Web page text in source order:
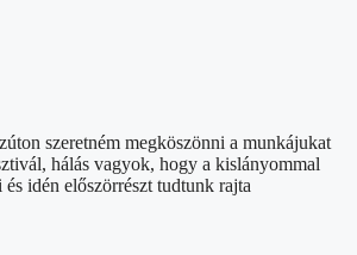
szeretném megköszönni a munkájukat
hálás vagyok, hogy a kislányommal
idén előszörrészt tudtunk rajta